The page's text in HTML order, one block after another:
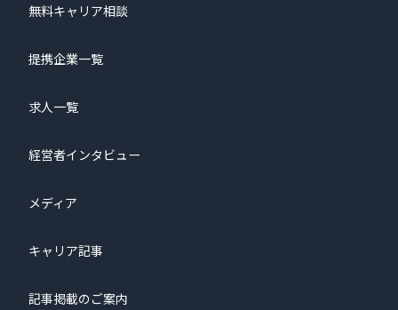
無料キャリア相談
提携企業一覧
求人一覧
経営者インタビュー
メディア
キャリア記事
記事掲載のご案内